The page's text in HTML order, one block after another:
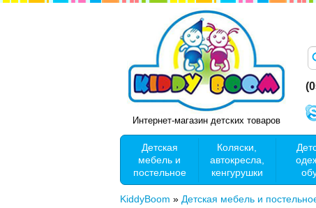
Интернет-магазин детских товаров
Детская
мебель и
постельное
Коляски,
автокресла,
кенгурушки
KiddyBoom » Детская мебель и